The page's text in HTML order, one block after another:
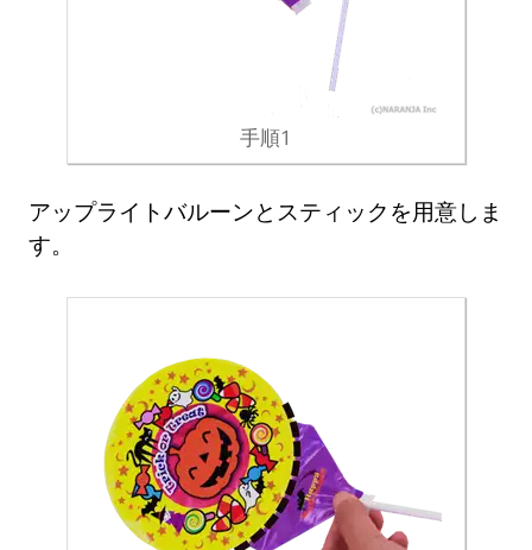
手順1
アップライトバルーンとスティックを用意しま
す。